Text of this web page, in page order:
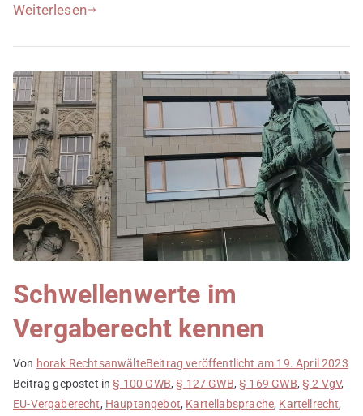
Weiterlesen
Schwellenwerte im
Vergaberecht kennen
Von horak RechtsanwälteBeitrag veröffentlicht am 19. April 2023
Beitrag gepostet in§ 100 GWB,§ 127 GWB,§ 169 GWB,§ 2 VgV,
EU-Vergaberecht, Hauptangebot, Kartellabsprache, Kartellrecht,